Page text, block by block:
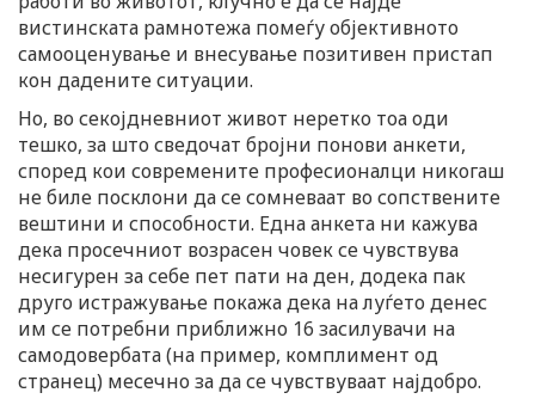
вистинската рамнотежа помеѓу објективното
самооценување и внесување позитивен пристап
кон дадените ситуации.
Но, во секојдневниот живот неретко тоа оди
тешко, за што сведочат бројни понови анкети,
според кои современите професионалци никогаш
не биле посклони да се сомневаат во сопствените
вештини и способности. Една анкета ни кажува
дека просечниот возрасен човек се чувствува
несигурен за себе пет пати на ден, додека пак
друго истражување покажа дека на луѓето денес
им се потребни приближно 16 засилувачи на
самодовербата (на пример, комплимент од
странец) месечно за да се чувствуваат најдобро.